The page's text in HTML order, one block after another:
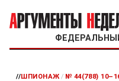
//ШПИОНАЖ / № 44(788)